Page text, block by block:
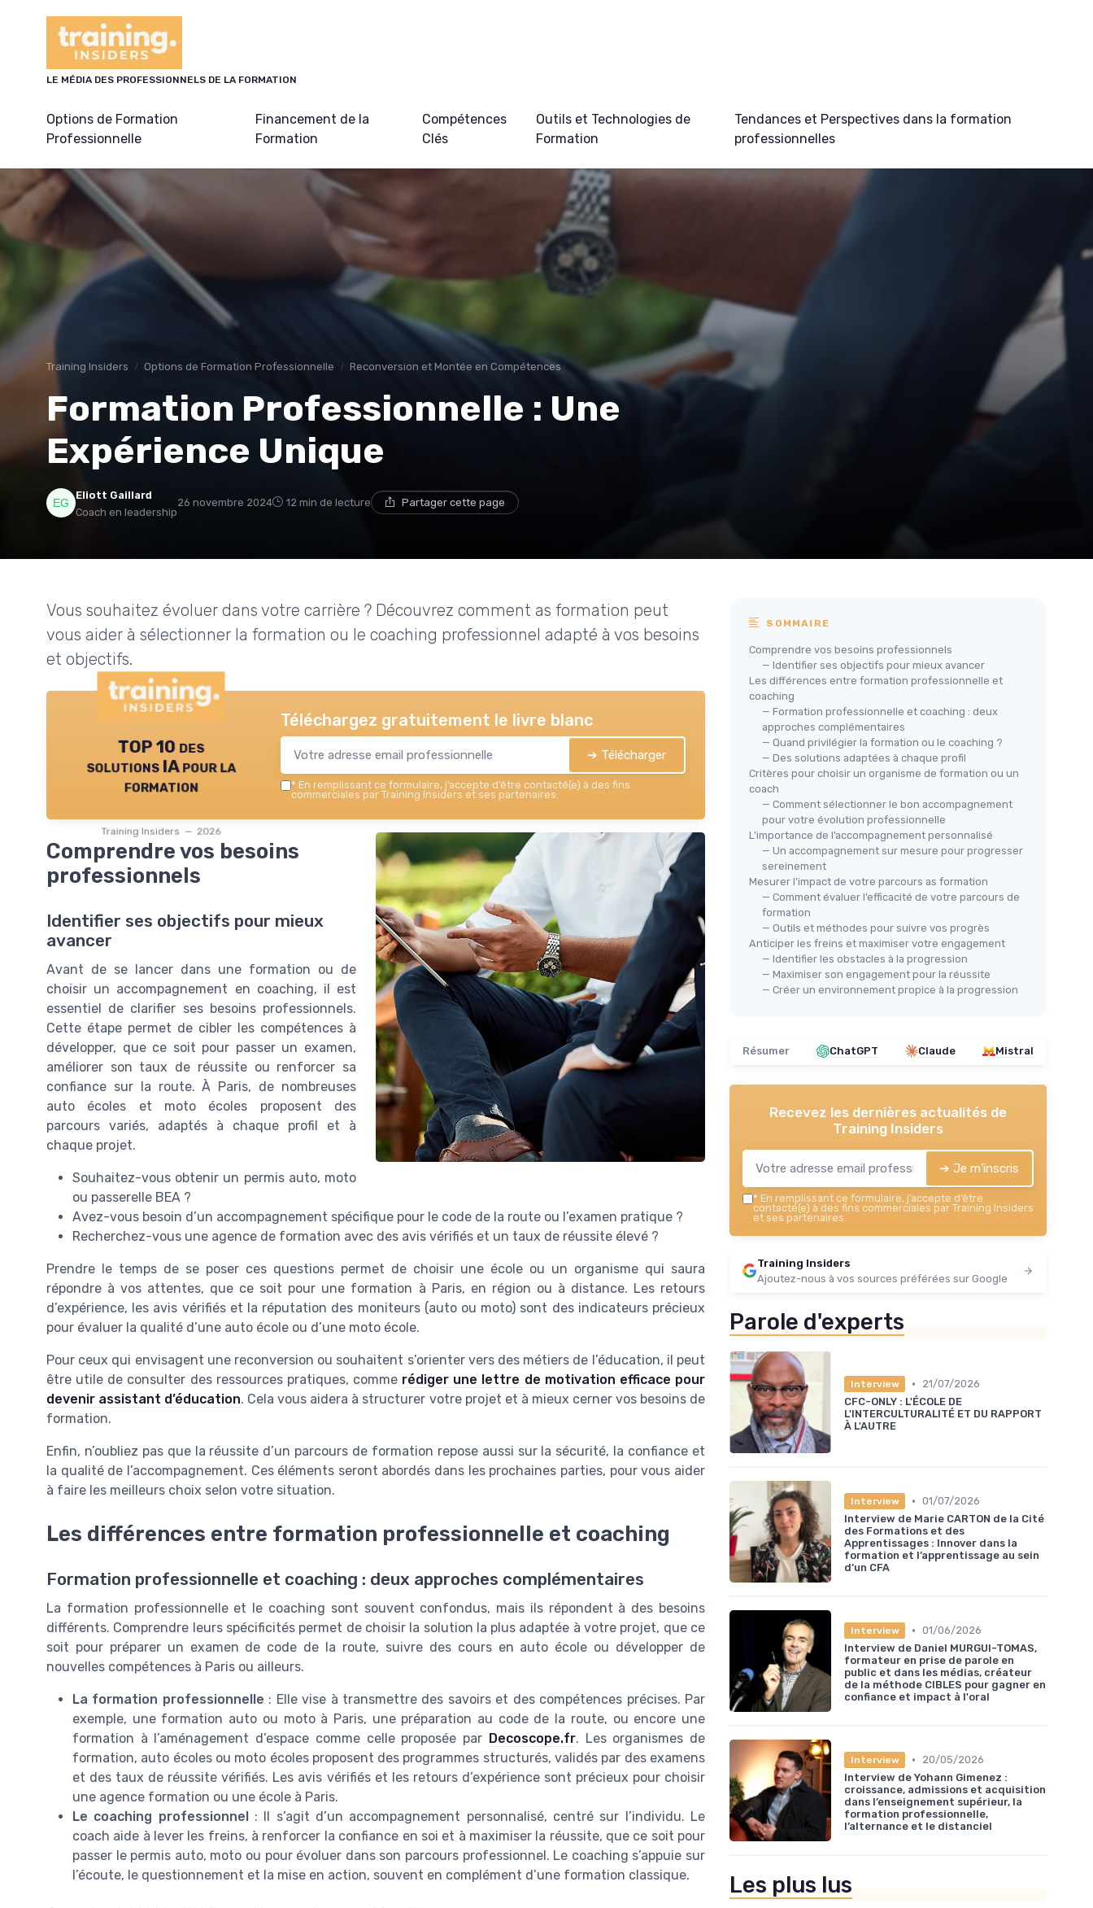
LE MÉDIA DES PROFESSIONNELS DE LA FORMATION
Options de Formation
Professionnelle
Financement de la
Formation
Compétences
Clés
Outils et Technologies de
Formation
Tendances et Perspectives dans la formation
professionnelles
Training Insiders Options de Formation Professionnelle Reconversion et Montée en Compétences
Formation Professionnelle : Une
Expérience Unique
Eliott Gaillard
Coach en leadership
26 novembre 2024 12 min de lecture Partager cette page
Vous souhaitez évoluer dans votre carrière ? Découvrez comment as formation peut
vous aider à sélectionner la formation ou le coaching professionnel adapté à vos besoins
et objectifs.
TOP 10 des
solutions IA pour la
formation
Training Insiders — 2026
Téléchargez gratuitement le livre blanc
➔ Télécharger
* En remplissant ce formulaire, j’accepte d’être contacté(e) à des fins
commerciales par Training Insiders et ses partenaires.
Comprendre vos besoins
professionnels
Identifier ses objectifs pour mieux
avancer
Avant de se lancer dans une formation ou de
choisir un accompagnement en coaching, il est
essentiel de clarifier ses besoins professionnels.
Cette étape permet de cibler les compétences à
développer, que ce soit pour passer un examen,
améliorer son taux de réussite ou renforcer sa
confiance sur la route. À Paris, de nombreuses
auto écoles et moto écoles proposent des
parcours variés, adaptés à chaque profil et à
chaque projet.
Souhaitez-vous obtenir un permis auto, moto
ou passerelle BEA ?
Avez-vous besoin d’un accompagnement spécifique pour le code de la route ou l’examen pratique ?
Recherchez-vous une agence de formation avec des avis vérifiés et un taux de réussite élevé ?
Prendre le temps de se poser ces questions permet de choisir une école ou un organisme qui saura
répondre à vos attentes, que ce soit pour une formation à Paris, en région ou à distance. Les retours
d’expérience, les avis vérifiés et la réputation des moniteurs (auto ou moto) sont des indicateurs précieux
pour évaluer la qualité d’une auto école ou d’une moto école.
Pour ceux qui envisagent une reconversion ou souhaitent s’orienter vers des métiers de l’éducation, il peut
être utile de consulter des ressources pratiques, comme rédiger une lettre de motivation efficace pour
devenir assistant d’éducation. Cela vous aidera à structurer votre projet et à mieux cerner vos besoins de
formation.
Enfin, n’oubliez pas que la réussite d’un parcours de formation repose aussi sur la sécurité, la confiance et
la qualité de l’accompagnement. Ces éléments seront abordés dans les prochaines parties, pour vous aider
à faire les meilleurs choix selon votre situation.
Les différences entre formation professionnelle et coaching
Formation professionnelle et coaching : deux approches complémentaires
La formation professionnelle et le coaching sont souvent confondus, mais ils répondent à des besoins
différents. Comprendre leurs spécificités permet de choisir la solution la plus adaptée à votre projet, que ce
soit pour préparer un examen de code de la route, suivre des cours en auto école ou développer de
nouvelles compétences à Paris ou ailleurs.
La formation professionnelle : Elle vise à transmettre des savoirs et des compétences précises. Par
exemple, une formation auto ou moto à Paris, une préparation au code de la route, ou encore une
formation à l’aménagement d’espace comme celle proposée par Decoscope.fr. Les organismes de
formation, auto écoles ou moto écoles proposent des programmes structurés, validés par des examens
et des taux de réussite vérifiés. Les avis vérifiés et les retours d’expérience sont précieux pour choisir
une agence formation ou une école à Paris.
Le coaching professionnel
: Il s’agit d’un accompagnement personnalisé, centré sur l’individu. Le
coach aide à lever les freins, à renforcer la confiance en soi et à maximiser la réussite, que ce soit pour
passer le permis auto, moto ou pour évoluer dans son parcours professionnel. Le coaching s’appuie sur
l’écoute, le questionnement et la mise en action, souvent en complément d’une formation classique.
SOMMAIRE
Comprendre vos besoins professionnels
— Identifier ses objectifs pour mieux avancer
Les différences entre formation professionnelle et
coaching
— Formation professionnelle et coaching : deux
approches complémentaires
— Quand privilégier la formation ou le coaching ?
— Des solutions adaptées à chaque profil
Critères pour choisir un organisme de formation ou un
coach
— Comment sélectionner le bon accompagnement
pour votre évolution professionnelle
L’importance de l’accompagnement personnalisé
— Un accompagnement sur mesure pour progresser
sereinement
Mesurer l’impact de votre parcours as formation
— Comment évaluer l’efficacité de votre parcours de
formation
— Outils et méthodes pour suivre vos progrès
Anticiper les freins et maximiser votre engagement
— Identifier les obstacles à la progression
— Maximiser son engagement pour la réussite
— Créer un environnement propice à la progression
Résumer ChatGPT Claude Mistral
Recevez les dernières actualités de
Training Insiders
➔ Je m'inscris
* En remplissant ce formulaire, j’accepte d’être
contacté(e) à des fins commerciales par Training Insiders
et ses partenaires.
Training Insiders
Ajoutez-nous à vos sources préférées sur Google
Parole d'experts
Interview •
21/07/2026
CFC-ONLY : L'ÉCOLE DE
L'INTERCULTURALITÉ ET DU RAPPORT
À L'AUTRE
Interview • 01/07/2026
Interview de Marie CARTON de la Cité
des Formations et des
Apprentissages : Innover dans la
formation et l’apprentissage au sein
d’un CFA
Interview • 01/06/2026
Interview de Daniel MURGUI-TOMAS,
formateur en prise de parole en
public et dans les médias, créateur
de la méthode CIBLES pour gagner en
confiance et impact à l'oral
Interview •
20/05/2026
Interview de Yohann Gimenez :
croissance, admissions et acquisition
dans l’enseignement supérieur, la
formation professionnelle,
l’alternance et le distanciel
Les plus lus